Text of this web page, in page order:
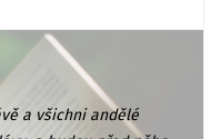
a všichni andělé